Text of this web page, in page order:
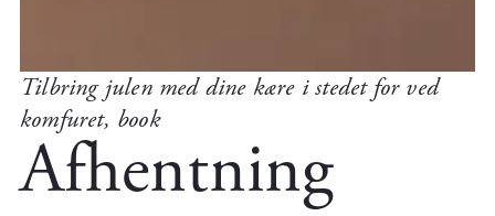
Tilbring julen med dine kære i stedet for ved
komfuret, book
Afhentning